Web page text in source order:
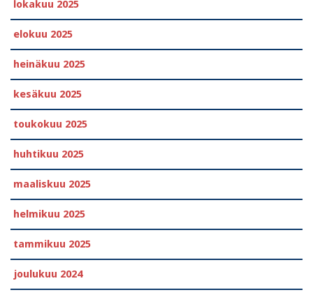
lokakuu 2025
elokuu 2025
heinäkuu 2025
kesäkuu 2025
toukokuu 2025
huhtikuu 2025
maaliskuu 2025
helmikuu 2025
tammikuu 2025
joulukuu 2024